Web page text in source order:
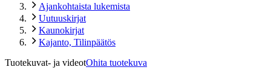
Ajankohtaista lukemista
Uutuuskirjat
Kaunokirjat
Kajanto, Tilinpäätös
Tuotekuvat- ja videotOhita tuotekuva